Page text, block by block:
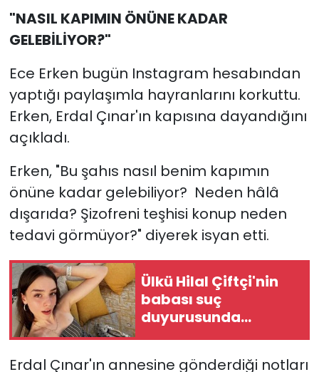
"NASIL KAPIMIN ÖNÜNE KADAR
GELEBİLİYOR?"
Ece Erken bugün Instagram hesabından
yaptığı paylaşımla hayranlarını korkuttu.
Erken, Erdal Çınar'ın kapısına dayandığını
açıkladı.
Erken, "Bu şahıs nasıl benim kapımın
önüne kadar gelebiliyor? Neden hâlâ
dışarıda? Şizofreni teşhisi konup neden
tedavi görmüyor?" diyerek isyan etti.
Ülkü Hilal Çiftçi'nin
babası suç
duyurusunda
bulundu
Erdal Çınar'ın annesine gönderdiği notları